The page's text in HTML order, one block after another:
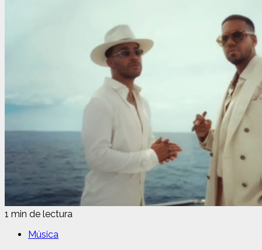
1 min de lectura
Música